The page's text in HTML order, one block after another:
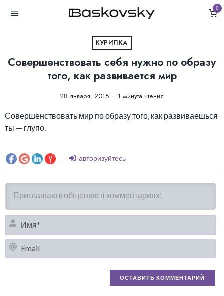
0
КУРИЛКА
Совершенствовать себя нужно по образу
того, как развивается мир
28 января, 2015 1 минута чтения
Совершенствовать мир по образу того, как развиваешься
ты — глупо.
авторизуйтесь